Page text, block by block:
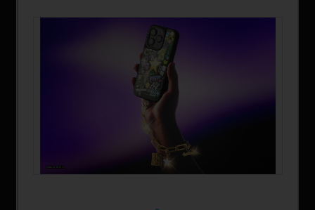
SPECIAL